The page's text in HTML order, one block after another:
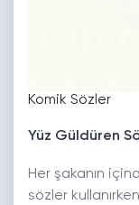
Komik Sözler
Yüz Güldüren
Her şakanın
sözler